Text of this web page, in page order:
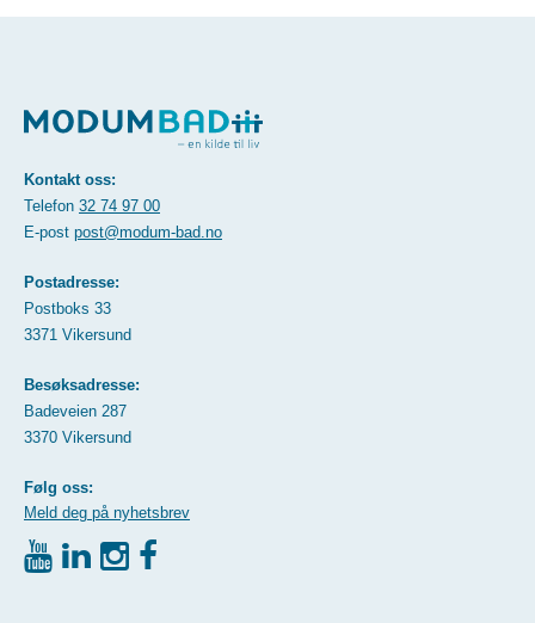
Kontakt oss:
Telefon 32 74 97 00
E-post post@modum-bad.no
Postadresse:
Postboks 33
3371 Vikersund
Besøksadresse:
Badeveien 287
3370 Vikersund
Følg oss:
Meld deg på nyhetsbrev